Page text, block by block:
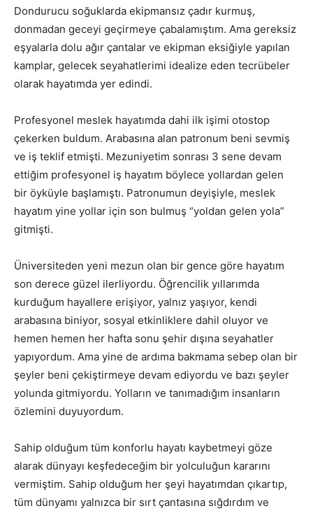
Dondurucu soğuklarda ekipmansız çadır kurmuş,
donmadan geceyi geçirmeye çabalamıştım. Ama gereksiz
eşyalarla dolu ağır çantalar ve ekipman eksiğiyle yapılan
kamplar, gelecek seyahatlerimi idealize eden tecrübeler
olarak hayatımda yer edindi.
Profesyonel meslek hayatımda dahi ilk işimi otostop
çekerken buldum. Arabasına alan patronum beni sevmiş
ve iş teklif etmişti. Mezuniyetim sonrası 3 sene devam
ettiğim profesyonel iş hayatım böylece yollardan gelen
bir öyküyle başlamıştı. Patronumun deyişiyle, meslek
hayatım yine yollar için son bulmuş “yoldan gelen yola”
gitmişti.
Üniversiteden yeni mezun olan bir gence göre hayatım
son derece güzel ilerliyordu. Öğrencilik yıllarımda
kurduğum hayallere erişiyor, yalnız yaşıyor, kendi
arabasına biniyor, sosyal etkinliklere dahil oluyor ve
hemen hemen her hafta sonu şehir dışına seyahatler
yapıyordum. Ama yine de ardıma bakmama sebep olan bir
şeyler beni çekiştirmeye devam ediyordu ve bazı şeyler
yolunda gitmiyordu. Yolların ve tanımadığım insanların
özlemini duyuyordum.
Sahip olduğum tüm konforlu hayatı kaybetmeyi göze
alarak dünyayı keşfedeceğim bir yolculuğun kararını
vermiştim. Sahip olduğum her şeyi hayatımdan çıkartıp,
tüm dünyamı yalnızca bir sırt çantasına sığdırdım ve